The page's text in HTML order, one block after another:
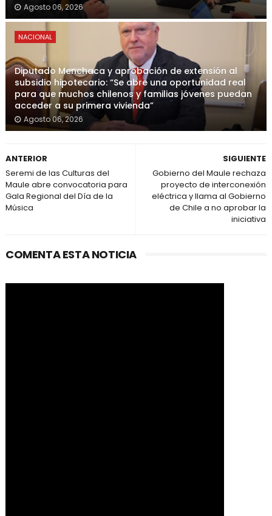
Agosto 06, 2026
NACIONAL
Diputado Menchaca y aprobación de extensión al
subsidio hipotecario: “Se abre una oportunidad real
para que muchos chilenos y familias jóvenes puedan
acceder a su primera vivienda”
Agosto 06, 2026
SIGUIENTE
Gobierno del Maule rechaza
proyecto de interconexión
eléctrica y llama al Gobierno
de Chile a no aprobar la
iniciativa
ANTERIOR
Seremi de las Culturas del
Maule abre convocatoria para
Gala Regional del Día de la
Música
COMENTA ESTA NOTICIA